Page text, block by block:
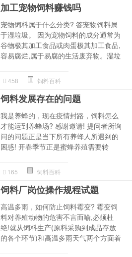
加工宠物饲料赚钱吗
宠物饲料属于什么分类? 答宠物饲料属
于湿垃圾。 因为宠物饲料的成分通常为
谷物极其加工食品或肉蛋极其加工食品,
容易腐烂,属于易腐的生活废弃物。湿垃
458 饲料百科
饲料发展存在的问题
我是养蜂的，现在疫情封路，饲料怎么
才能运到养蜂场? 感谢邀请! 提问者所询
问的问题正是当下所有养蜂人所遇到的
困惑! 开春季节正是蜜蜂养殖需要转
165 饲料百科
饲料厂岗位操作规程试题
高温多雨，如何防止饲料霉变? 霉变饲
料对养殖动物的危害不言而喻,必须杜
绝!就从饲料生产(原料采购到成品存放
的各个环节)和高温多雨天气两个方面着